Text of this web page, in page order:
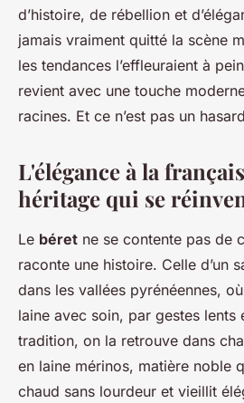
d’histoire, de rébellion et
jamais vraiment quitté la scène
les tendances l’effleuraient à
revient avec une touche
racines. Et ce n’est pas un
L'élégance à la
héritage qui se
Le béret ne se contente pas de
raconte une histoire. Celle d’un
dans les vallées pyrénéennes,
laine avec soin, par gestes lents
tradition, on la retrouve dans
en laine mérinos, matière noble
chaud sans lourdeur et vieillit